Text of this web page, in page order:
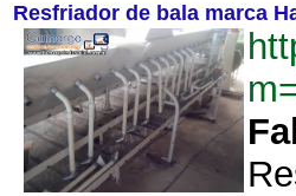
Resfriador de bala marca